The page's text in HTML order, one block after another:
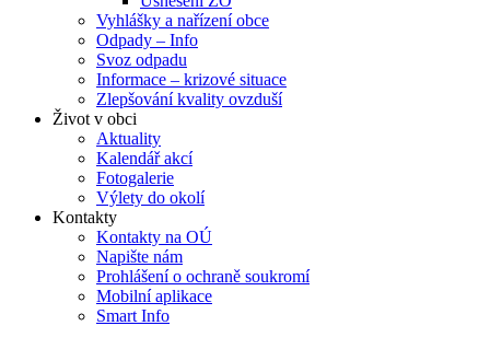
Vyhlášky a nařízení obce
Odpady – Info
Svoz odpadu
Informace – krizové situace
Zlepšování kvality ovzduší
Život v obci
Aktuality
Kalendář akcí
Fotogalerie
Výlety do okolí
Kontakty
Kontakty na OÚ
Napište nám
Prohlášení o ochraně soukromí
Mobilní aplikace
Smart Info